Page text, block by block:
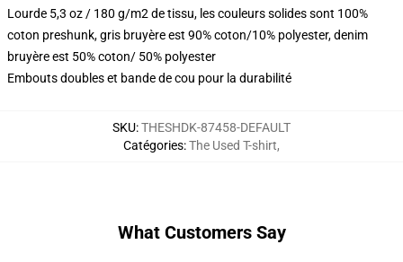
Lourde 5,3 oz / 180 g/m2 de tissu, les couleurs solides sont 100%
coton preshunk, gris bruyère est 90% coton/10% polyester, denim
bruyère est 50% coton/ 50% polyester
Embouts doubles et bande de cou pour la durabilité
SKU:THESHDK-87458-DEFAULT
Catégories:The Used T-shirt,
What Customers Say